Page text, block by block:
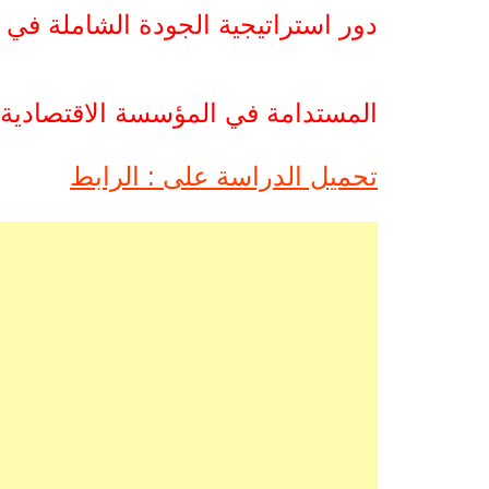
دور استراتيجية الجودة الشاملة في
المستدامة في المؤسسة الاقتصادية PDF
تحميل الدراسة على : الرابط